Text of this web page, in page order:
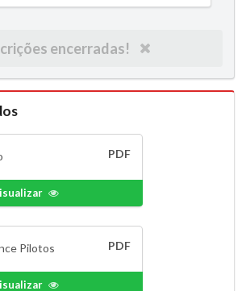
encerradas!
PDF
Pilotos PDF